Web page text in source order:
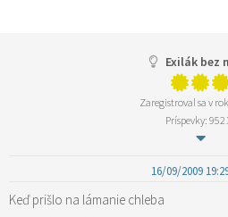
Exilák bez
Zaregistroval sa v
Príspevky:
16/09/2009
Keď prišlo na lámanie chleba